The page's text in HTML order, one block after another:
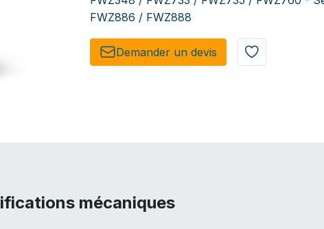
FWZ886 / FWZ888
Demander un de​​vis​​
mécaniques